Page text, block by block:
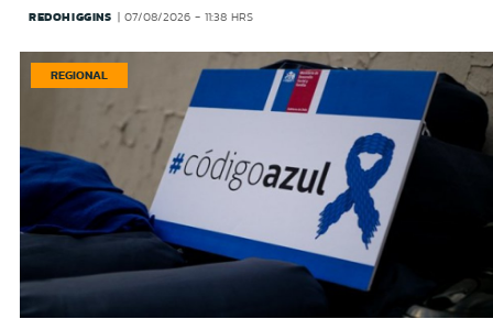
REDOHIGGINS 07/08/2026 - 11:38 HRS
REGIONAL